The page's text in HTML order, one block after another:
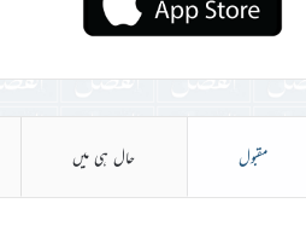
مقبول حال ہی میں